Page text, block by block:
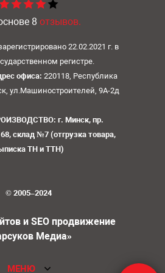
8 отзывов.
зарегистрировано 22.02.2021 г. в
регистре.
офиса: 220118, Республика
ул.Машиностроителей, 9А-2д
г. Минск, пр.
склад №7 (отгрузка товара,
ТН и ТТН)
© 2005–2024
и SEO продвижение
Медиа»
МЕНЮ